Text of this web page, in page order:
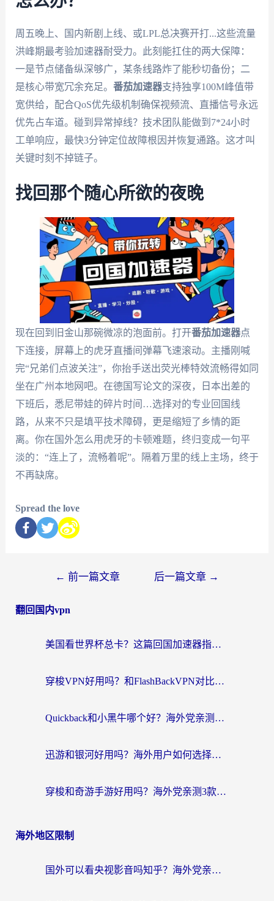
周五晚上、国内新剧上线、或LPL总决赛开打...这些流量
洪峰期最考验加速器耐受力。此刻能扛住的两大保障：
一是节点储备纵深够广，某条线路炸了能秒切备份；二
是核心带宽冗余充足。 番茄加速器支持独享100M峰值带
宽供给，配合QoS优先级机制确保视频流、直播信号永远
优先占车道。碰到异常掉线？技术团队能做到7*24小时
工单响应，最快3分钟定位故障根因并恢复通路。这才叫
关键时刻不掉链子。
找回那个随心所欲的夜晚
现在回到旧金山那碗微凉的泡面前。打开番茄加速器点
下连接，屏幕上的虎牙直播间弹幕飞速滚动。主播刚喊
完“兄弟们点波关注”，你抬手送出荧光棒特效流畅得如同
坐在广州本地网吧。在德国写论文的深夜，日本出差的
下班后，悉尼带娃的碎片时间…选择对的专业回国线
路，从来不只是填平技术障碍，更是缩短了乡情的距
离。你在国外怎么用虎牙的卡顿难题，终归变成一句平
淡的：“连上了，流畅着呢”。隔着万里的线上主场，终于
不再缺席。
Spread the love
← 前一篇文章 后一篇文章 →
翻回国内vpn
美国看世界杯总卡？这篇回国加速器指南帮你无缝刷国内资源（附苹果手机VPN设置步骤）
穿梭VPN好用吗？和FlashBackVPN对比哪个回国效果更好？
Quickback和小黑牛哪个好？海外党亲测指南，选对回国加速器秒回国内
迅游和银河好用吗？海外用户如何选择回国加速器实现无缝访问国内资源
穿梭和奇游手游好用吗？海外党亲测3款回国加速器，附蜜蜂加速器七天试用攻略
海外地区限制
国外可以看央视影音吗知乎？海外党亲测有效的回国加速方案